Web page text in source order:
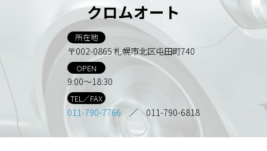
クロムオート
所在地
〒002-0865 札幌市北区屯田町740
OPEN
9:00～18:30
TEL／FAX
011-790-7766 ／ 011-790-6818